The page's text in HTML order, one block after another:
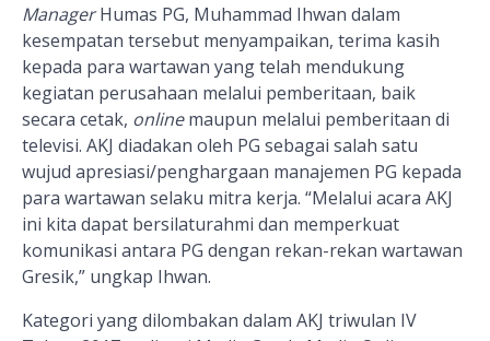
ManagerHumas PG, Muhammad Ihwan dalam
kesempatan tersebut menyampaikan, terima kasih
kepada para wartawan yang telah mendukung
kegiatan perusahaan melalui pemberitaan, baik
secara cetak, onlinemaupun melalui pemberitaan di
televisi. AKJ diadakan oleh PG sebagai salah satu
wujud apresiasi/penghargaan manajemen PG kepada
para wartawan selaku mitra kerja. “Melalui acara AKJ
ini kita dapat bersilaturahmi dan memperkuat
komunikasi antara PG dengan rekan-rekan wartawan
Gresik,” ungkap Ihwan.
Kategori yang dilombakan dalam AKJ triwulan IV